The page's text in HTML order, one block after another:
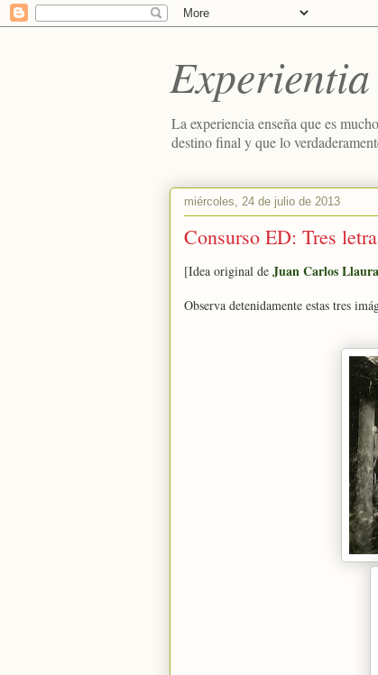
La experiencia enseña que es
destino final y que lo
miércoles, 24 de julio de 2013
Consurso ED: Tres
[Idea original de Juan Carlos
Observa detenidamente estas tres